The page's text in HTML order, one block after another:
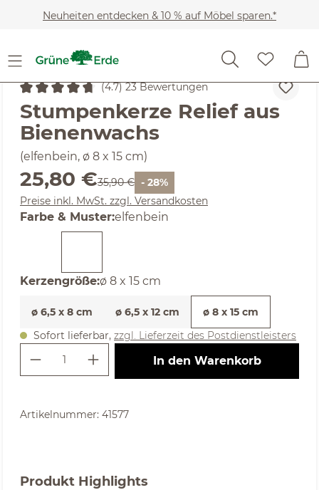
Zum Hauptinhalt springen
Neuheiten entdecken & 10 % auf Möbel sparen.*
Wohnaccessoires Kerzen & Kerzenhalter Kerzen
Durchschnittliche Bewertung von 4.7 von 5 Sternen
(4.7) 23 Bewertungen
Stumpenkerze Relief aus
Bienenwachs
(elfenbein, ø 8 x 15 cm)
Verkaufspreis:
25,80 €Regulärer Preis:
35,90 € - 28%
Preise inkl. MwSt. zzgl. Versandkosten
Farbe & Musterauswählen
:elfenbein
Kerzengrößeauswählen
:ø 8 x 15 cm
ø 6,5 x 8 cm ø 6,5 x 12 cm
ø 8 x 15 cm
Sofort lieferbar, zzgl. Lieferzeit des Postdienstleisters
Produkt Anzahl: Gib den
In den Warenkorb
Artikelnummer: 41577
Produkt Highlights